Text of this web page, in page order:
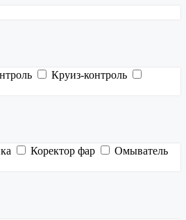
Круиз-контроль
Коректор фар
Омыватель